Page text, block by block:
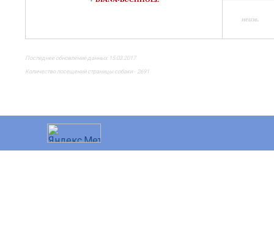
неизв.
Последнее обновление данных 15.03.2017
Количество посещений страницы собаки - 2691